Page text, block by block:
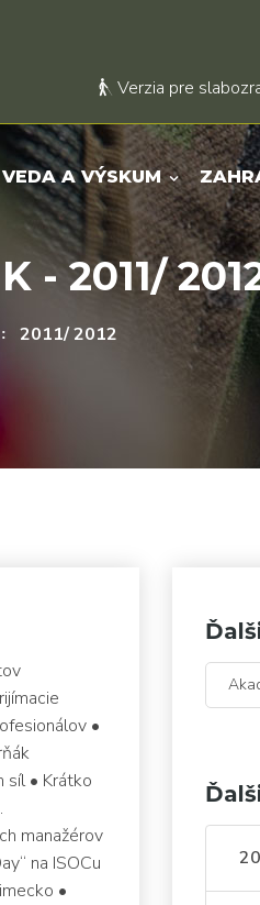
Verzia pre
VEDA A VÝSKUM
- 2011/
2011/ 2012
•
síl • Krátko
manažérov
na ISOCu
•